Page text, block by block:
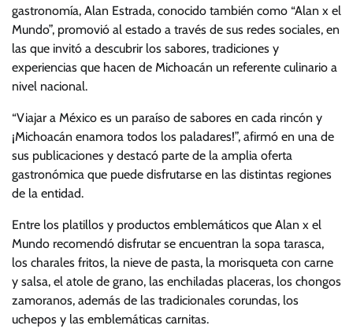
gastronomía, Alan Estrada, conocido también como “Alan x el
Mundo”, promovió al estado a través de sus redes sociales, en
las que invitó a descubrir los sabores, tradiciones y
experiencias que hacen de Michoacán un referente culinario a
nivel nacional.
“Viajar a México es un paraíso de sabores en cada rincón y
¡Michoacán enamora todos los paladares!”, afirmó en una de
sus publicaciones y destacó parte de la amplia oferta
gastronómica que puede disfrutarse en las distintas regiones
de la entidad.
Entre los platillos y productos emblemáticos que Alan x el
Mundo recomendó disfrutar se encuentran la sopa tarasca,
los charales fritos, la nieve de pasta, la morisqueta con carne
y salsa, el atole de grano, las enchiladas placeras, los chongos
zamoranos, además de las tradicionales corundas, los
uchepos y las emblemáticas carnitas.